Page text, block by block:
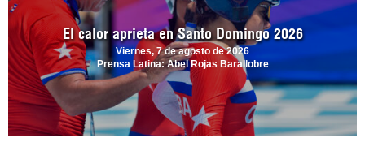
El calor aprieta en Santo Domingo 2026
Viernes, 7 de agosto de 2026
Prensa Latina: Abel Rojas Barallobre